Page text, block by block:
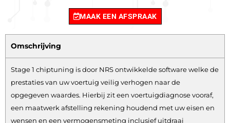
MAAK EEN AFSPRAAK
Omschrijving
Stage 1 chiptuning is door NRS ontwikkelde software welke de
prestaties van uw voertuig veilig verhogen naar de
opgegeven waardes. Hierbij zit een voertuigdiagnose vooraf,
een maatwerk afstelling rekening houdend met uw eisen en
wensen en een vermogensmeting inclusief uitdraai